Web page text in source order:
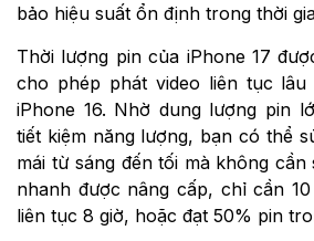
bảo hiệu suất ổn định trong thời
Thời lượng pin của iPhone 17
cho phép phát video liên tục
iPhone 16. Nhờ dung lượng pin
tiết kiệm năng lượng, bạn có thể
mái từ sáng đến tối mà không cần
nhanh được nâng cấp, chỉ cần
liên tục 8 giờ, hoặc đạt 50% pin